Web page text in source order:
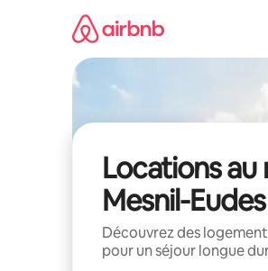
Locations au
Mesnil-Eudes
Découvrez des
pour un séjour longue